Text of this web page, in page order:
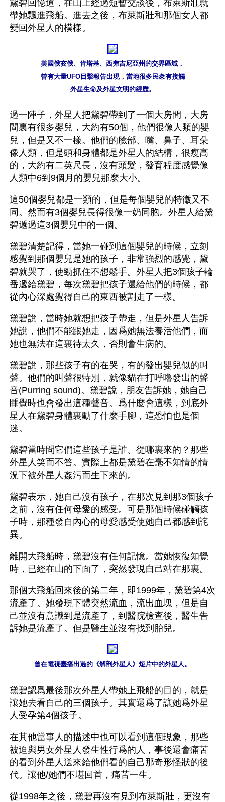
黛碧回憶道，在山上經過短暫交談後，布萊斯壯就
帶她飄進飛船。進去之後，布萊斯壯和那個女人都
變回外星人的模樣。
美國俄亥俄、肯塔基、西弗吉尼亞州的交界區域，
曾有大量UFO目擊報告出現，當地很多民衆有接觸
外星生命及外星文明的經歷。
過一陣子，外星人把黛碧帶到了一個大房間，大房
間裏有很多嬰兒，大約有50個，他們很像人類的嬰
兒，但是又不一樣。他們的臉部、嘴、鼻子、耳朵
像人類，但是頭和身體都是外星人的結構，很瘦高
的，大約有二英尺長，沒有頭髮，發育程度感覺像
人類中6到9個月的嬰兒那麼大小。
這50個嬰兒都是一類的，但是每個嬰兒的特徵又不
同。然而有3個嬰兒長得很像一奶同胞。外星人給黛
碧遞過這3個嬰兒中的一個。
黛碧清楚記得，當她一碰到這個嬰兒的時候，立刻
感覺到那個嬰兒是她的孩子，非常強烈的感覺，黛
碧就哭了，使勁抓住不想鬆手。外星人把3個孩子輪
番遞給黛碧，每次黛碧把孩子還給他們的時候，都
從內心深處覺得自己的東西被割走了一樣。
黛碧說，當時她就想把孩子帶走，但是外星人告訴
她說，他們不能跟她走，因爲她無法養活他們，而
她也無法在這裏待太久，否則會生病的。
黛碧說，那些孩子有的在哭，有的發出嬰兒似的叫
聲。他們的叫聲很特別，就像貓在打呼嚕發出的聲
音(Purring sound)。黛碧說，朋友告訴她，她自己
睡覺時也會發出這種聲音。爲什麼會這樣，到底外
星人在黛碧身體裏動了什麼手腳，這恐怕也是個
迷。
黛碧當時問它們這些孩子是誰、從哪裏來的？那些
外星人笑而不答。實際上都是黛碧在毫不知情的情
況下被外星人姦污而生下來的。
黛碧表示，她自己沒有孩子，在那次見到那3個孩子
之前，沒有任何母愛的感受。可是那個時候碰觸孩
子時，那種發自內心的母愛感受使她自己都感到詫
異。
離開大飛船時，黛碧沒有任何記憶。當她恢復知覺
時，已經在山的下面了，突然發現自己站在那裏。
那個大飛船回來後的第二年，即1999年，黛碧第4次
流產了。她發現下體突然流血，流出血塊，但是自
己並沒有意識到是流產了，到醫院檢查後，醫生告
訴她是流產了。但是醫生並沒有找到胎兒。
曾在電視臺播出過的《解剖外星人》短片中的外星人。
黛碧認爲最後那次外星人帶她上飛船的目的，就是
讓她去看自己的三個孩子。其實還爲了讓她爲外星
人受孕第4個孩子。
在其他當事人的描述中也可以看到這個現象，那些
被迫與男女外星人發生性行爲的人，事後還會痛苦
的看到外星人送來給他們看的自己那奇形怪狀的後
代。讓他/她們不堪回首，痛苦一生。
從1998年之後，黛碧再沒有見到布萊斯壯，更沒有